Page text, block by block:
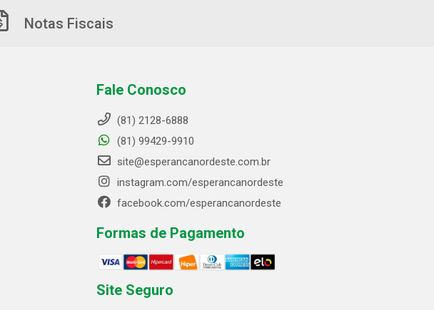
Notas Fiscais
Fale Conosco
(81) 2128-6888
(81) 99429-9910
site@esperancanordeste.com.br
instagram.com/esperancanordeste
facebook.com/esperancanordeste
Formas de Pagamento
Site Seguro